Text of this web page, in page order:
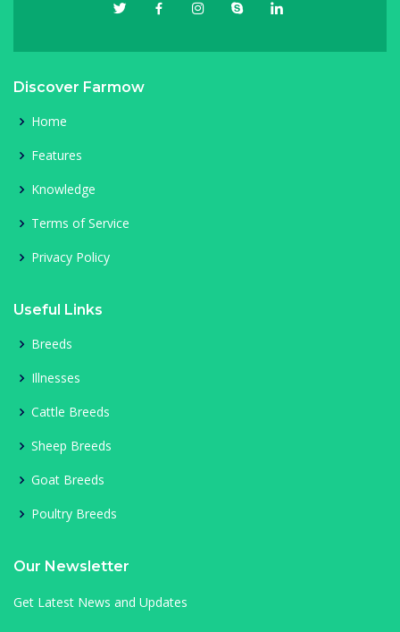
Discover Farmow
Home
Features
Knowledge
Terms of Service
Privacy Policy
Useful Links
Breeds
Illnesses
Cattle Breeds
Sheep Breeds
Goat Breeds
Poultry Breeds
Our Newsletter
Get Latest News and Updates